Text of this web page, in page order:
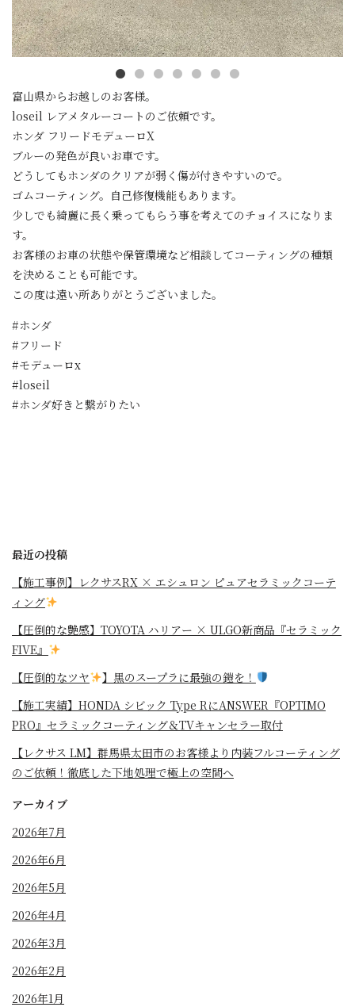
富山県からお越しのお客様。
loseil レアメタルーコートのご依頼です。
ホンダ フリードモデューロX
ブルーの発色が良いお車です。
どうしてもホンダのクリアが弱く傷が付きやすいので。
ゴムコーティング。自己修復機能もあります。
少しでも綺麗に長く乗ってもらう事を考えてのチョイスになりま
す。
お客様のお車の状態や保管環境など相談してコーティングの種類
を決めることも可能です。
この度は遠い所ありがとうございました。
#ホンダ
#フリード
#モデューロx
#loseil
#ホンダ好きと繋がりたい
最近の投稿
【施工事例】レクサスRX × エシュロン ピュアセラミックコーテ
ィング
【圧倒的な艶感】TOYOTA ハリアー × ULGO新商品『セラミック
FIVE』
【圧倒的なツヤ
】黒のスープラに最強の鎧を！
⁡【施工実績】HONDA シビック Type RにANSWER『OPTIMO
PRO』セラミックコーティング＆TVキャンセラー取付
【レクサス LM】群馬県太田市のお客様より内装フルコーティング
のご依頼！徹底した下地処理で極上の空間へ
アーカイブ
2026年7月
2026年6月
2026年5月
2026年4月
2026年3月
2026年2月
2026年1月